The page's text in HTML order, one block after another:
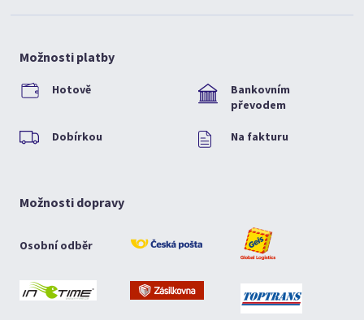
Možnosti platby
Hotově
Bankovním
převodem
Dobírkou Na fakturu
Možnosti dopravy
Osobní odběr